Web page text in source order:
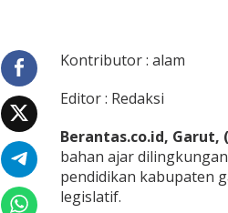
D
a
u
t
K
e
l
Kontributor : alam
Editor : Redaksi
Berantas.co.id, Garut,
bahan ajar
pendidikan kabupaten
legislatif.